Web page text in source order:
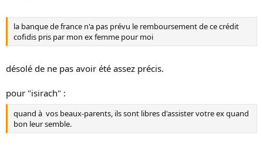
la banque de france n'a pas prévu le remboursement de ce crédit
cofidis pris par mon ex femme pour moi
désolé de ne pas avoir été assez précis.
pour "isirach" :
quand à vos beaux-parents, ils sont libres d'assister votre ex quand
bon leur semble.